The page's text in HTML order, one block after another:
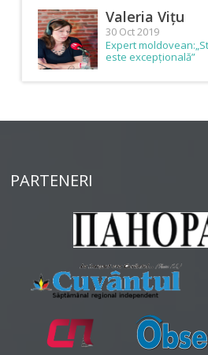
Valeria Vițu
30 Oct 2019
Expert
este excepțională”
PARTENERI